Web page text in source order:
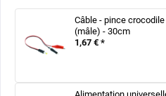
Câble - pince
(mâle) - 30cm
1,67 € *